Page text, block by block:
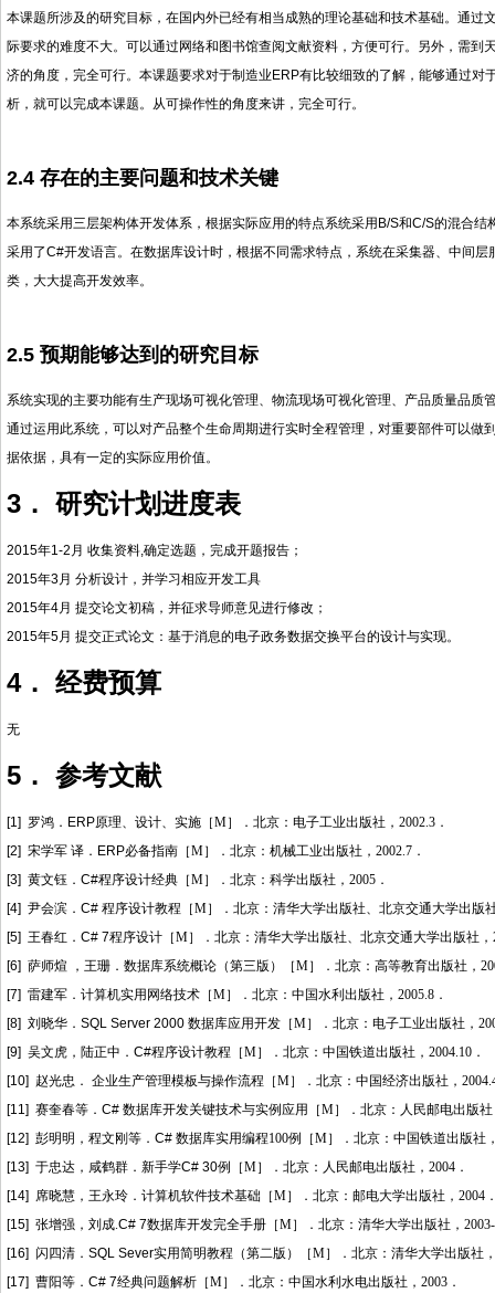
本课题所涉及的研究目标，在国内外已经有相当成熟的理论基础和技术基础。通
际要求的难度不大。可以通过网络和图书馆查阅文献资料，方便可行。另外，需
济的角度，完全可行。本课题要求对于制造业ERP有比较细致的了解，能够通过
析，就可以完成本课题。从可操作性的角度来讲，完全可行。
2.4 存在的主要问题和技术关键
本系统采用三层架构体开发体系，根据实际应用的特点系统采用B/S和C/S的混合
采用了C#开发语言。在数据库设计时，根据不同需求特点，系统在采集器、中间
类，大大提高开发效率。
2.5 预期能够达到的研究目标
系统实现的主要功能有生产现场可视化管理、物流现场可视化管理、产品质量品
通过运用此系统，可以对产品整个生命周期进行实时全程管理，对重要部件可以
据依据，具有一定的实际应用价值。
3． 研究计划进度表
2015年1-2月 收集资料,确定选题，完成开题报告；
2015年3月 分析设计，并学习相应开发工具
2015年4月 提交论文初稿，并征求导师意见进行修改；
2015年5月 提交正式论文：基于消息的电子政务数据交换平台的设计与实现。
4． 经费预算
无
5． 参考文献
[1] 罗鸿．ERP原理、设计、实施［M］ ．北京：电子工业出版社， 2002.3．
[2] 宋学军 译．ERP必备指南［M］ ．北京：机械工业出版社， 2002.7．
[3] 黄文钰 ．C#程序设计经典［M］ ．北京：科学出版社， 2005．
[4] 尹会滨．C# 程序设计教程［M］
．北京：清华大学出版社、北京交通大学出版
[5] 王春红 ．C# 7程序设计［M］ ．北京：清华大学出版社、北京交通大学出版社，
[6] 萨师煊 ，王珊．数据库系统概论（第三版）［M］ ．北京：高等教育出版社，
[7] 雷建军．计算机实用网络技术［M］ ．北京：中国水利出版社， 2005.8．
[8] 刘晓华．SQL Server 2000 数据库应用开发［M］ ．北京：电子工业出版社，
[9] 吴文虎，陆正中．C#程序设计教程［M］ ．北京：中国铁道出版社， 2004.10．
[10] 赵光忠 ． 企业生产管理模板与操作流程［M］ ．北京：中国经济出版社，
[11] 赛奎春等．C# 数据库开发关键技术与实例应用［M］
．北京：人民邮电出版
[12] 彭明明，程文刚等．C# 数据库实用编程100例［M］
．北京：中国铁道出版社
[13] 于忠达，咸鹤群．新手学C# 30例［M］ ．北京：人民邮电出版社， 2004．
[14] 席晓慧，王永玲．计算机软件技术基础［M］ ．北京：邮电大学出版社， 2004
[15] 张增强，刘成.C# 7数据库开发完全手册［M］ ．北京：清华大学出版社，
[16] 闪四清．SQL Sever实用简明教程（第二版）［M］
．北京：清华大学出版社
[17] 曹阳等．C# 7经典问题解析［M］ ．北京：中国水利水电出版社， 2003．